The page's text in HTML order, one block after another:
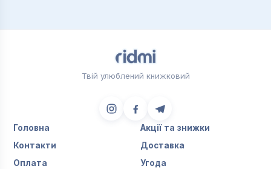
Твій улюблений книжковий
Головна
Акції та знижки
Контакти
Доставка
Оплата
Угода